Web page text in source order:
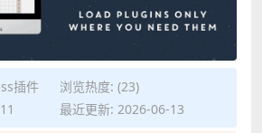
插件
浏览热度: (23)
最近更新: 2026-06-13